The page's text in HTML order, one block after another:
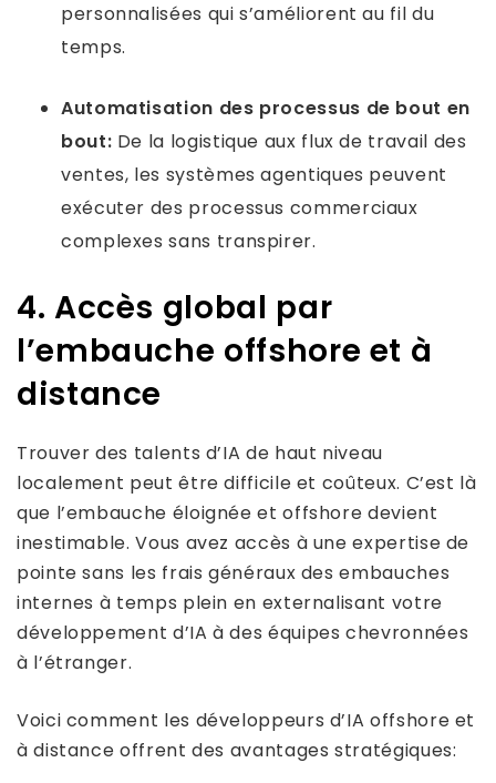
personnalisées qui s’améliorent au fil du
temps.
Automatisation des processus de bout en
bout: De la logistique aux flux de travail des
ventes, les systèmes agentiques peuvent
exécuter des processus commerciaux
complexes sans transpirer.
4. Accès global par
l’embauche offshore et à
distance
Trouver des talents d’IA de haut niveau
localement peut être difficile et coûteux. C’est là
que l’embauche éloignée et offshore devient
inestimable. Vous avez accès à une expertise de
pointe sans les frais généraux des embauches
internes à temps plein en externalisant votre
développement d’IA à des équipes chevronnées
à l’étranger.
Voici comment les développeurs d’IA offshore et
à distance offrent des avantages stratégiques: